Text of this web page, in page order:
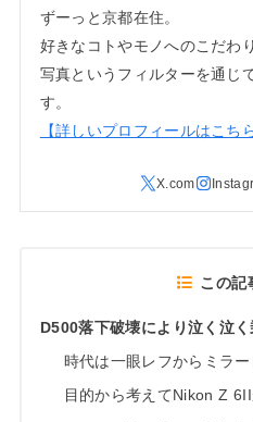
ずーっと京都在住。
好きなコトやモノへのこだわ
写真というフィルターを通じ
す。
【詳しいプロフィールはこちら
この記
D500落下破壊により泣く泣
時代は一眼レフからミラ
目的から考えてNikon Z